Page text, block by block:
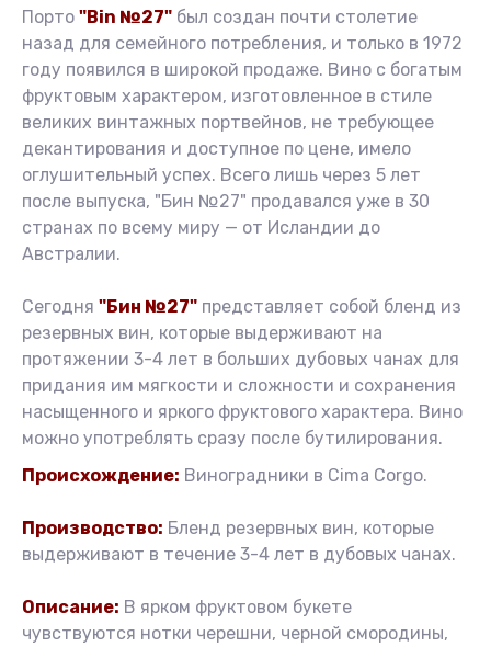
Порто "Bin №27" был создан почти столетие
назад для семейного потребления, и только в 1972
году появился в широкой продаже. Вино с богатым
фруктовым характером, изготовленное в стиле
великих винтажных портвейнов, не требующее
декантирования и доступное по цене, имело
оглушительный успех. Всего лишь через 5 лет
после выпуска, "Бин №27" продавался уже в 30
странах по всему миру — от Исландии до
Австралии.
Сегодня "Бин №27" представляет собой бленд из
резервных вин, которые выдерживают на
протяжении 3-4 лет в больших дубовых чанах для
придания им мягкости и сложности и сохранения
насыщенного и яркого фруктового характера. Вино
можно употреблять сразу после бутилирования.
Происхождение: Виноградники в Cima Corgo.
Производство: Бленд резервных вин, которые
выдерживают в течение 3-4 лет в дубовых чанах.
Описание: В ярком фруктовом букете
чувствуются нотки черешни, черной смородины,